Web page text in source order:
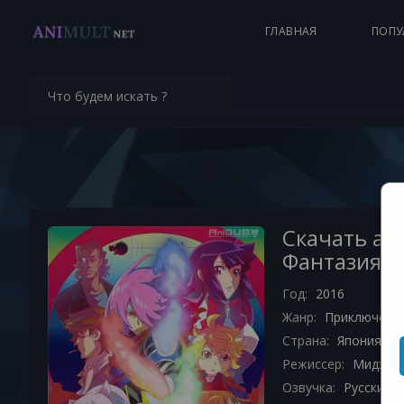
ГЛАВНАЯ
Скачать
Фантазия -
Год: 2016
Жанр:
Приключения
Страна: Япония
Режиссер:
Озвучка:
Русские